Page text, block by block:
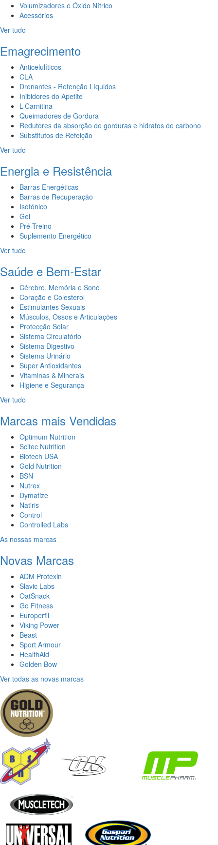
Volumizadores e Óxido Nítrico
Acessórios
Ver tudo
Emagrecimento
Anticelulíticos
CLA
Drenantes - Retenção Líquidos
Inibidores do Apetite
L-Carnitina
Queimadores de Gordura
Redutores da absorção de gorduras e hidratos de carbono
Substitutos de Refeição
Ver tudo
Energia e Resistência
Barras Energéticas
Barras de Recuperação
Isotónico
Gel
Pré-Treino
Suplemento Energético
Ver tudo
Saúde e Bem-Estar
Cérebro, Memória e Sono
Coração e Colesterol
Estimulantes Sexuais
Músculos, Ossos e Articulações
Protecção Solar
Sistema Circulatório
Sistema Digestivo
Sistema Urinário
Super Antioxidantes
Vitaminas & Minerais
Higiene e Segurança
Ver tudo
Marcas mais Vendidas
Optimum Nutrition
Scitec Nutrition
Biotech USA
Gold Nutrition
BSN
Nutrex
Dymatize
Natiris
Control
Controlled Labs
As nossas marcas
Novas Marcas
ADM Protexin
Slavic Labs
OatSnack
Go Fitness
Europerfil
Viking Power
Beast
Sport Armour
HealthAid
Golden Bow
Ver todas as novas marcas